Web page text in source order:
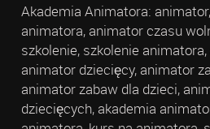
Akademia Animatora:
animatora, animator czasu
szkolenie, szkolenie
animator dziecięcy, animator
animator zabaw dla dzieci,
dziecięcych, akademia